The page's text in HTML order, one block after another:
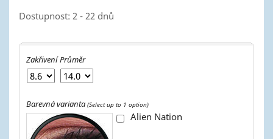
Dostupnost: 2 - 22 dnů
Zakřivení Průměr
Barevná varianta (Select up to 1 option)
Alien Nation